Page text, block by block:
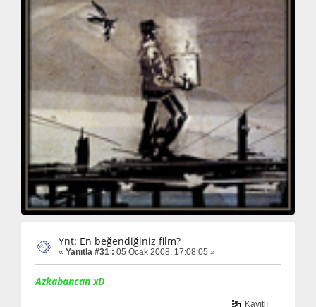
Ynt: En beğendiğiniz film?
« Yanıtla #31 : 05 Ocak 2008, 17:08:05 »
Azkabancan xD
Kayıtlı